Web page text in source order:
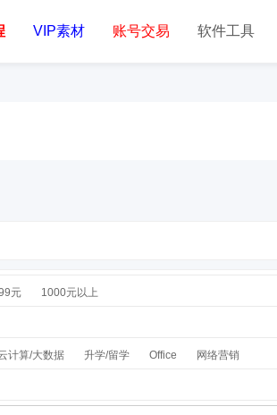
VIP素材 账号交易 软件工具
元 1000元以上
计算/大数据 升学/留学 Office 网络营销